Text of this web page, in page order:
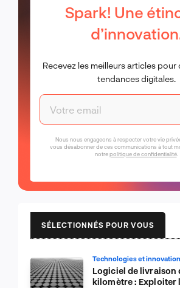
Spark! Une
Recevez les meilleurs articles
tendances digitales.
Nous nous engageons à respecter votre vie
vous désabonner de ces communications à tout
notrepolitique de confidentialité.
SÉLECTIONNÉS POUR VOUS
Technologies et innovation
Logiciel de livraison
kilomètre : Exploiter